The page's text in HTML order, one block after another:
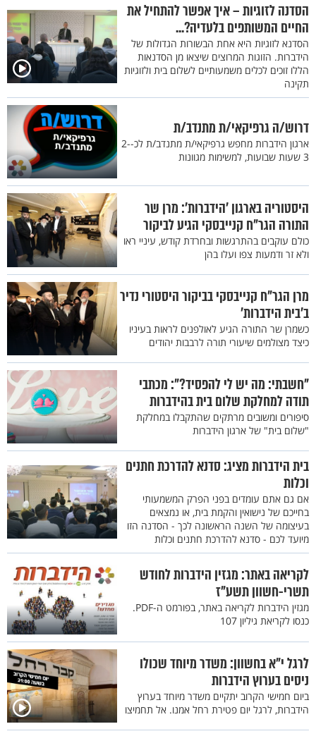
הסדנה לזוגיות – איך אפשר להתחיל את
החיים המשותפים בלעדיה?...
הסדנא לזוגיות היא אחת הבשורות הגדולות של
הידברות. הזוגות המרוצים שיצאו מן הסדנאות
הללו זוכים לכלים משמעותיים לשלום בית ולזוגיות
תקינה
דרוש/ה גרפיקאי/ת מתנדב/ת
ארגון הידברות מחפש גרפיקאי/ת מתנדב/ת לכ-2-
3 שעות שבועות, למשימות מגוונות
היסטוריה בארגון ’הידברות’: מרן שר
התורה הגר"ח קנייבסקי הגיע לביקור
כולם עוקבים בהתרגשות ובחרדת קודש, עיניי ראו
ולא זר ודמעות צפו ועלו בהן
מרן הגר"ח קנייבסקי בביקור היסטורי נדיר
ב’בית הידברות’
כשמרן שר התורה הגיע לאולפנים לראות בעיניו
כיצד מצולמים שיעורי תורה לרבבות יהודים
"חשבתי: מה יש לי להפסיד?": מכתבי
תודה למחלקת שלום בית בהידברות
סיפורים ומשובים מרתקים שהתקבלו במחלקת
"שלום בית" של ארגון הידברות
בית הידברות מציג: סדנא להדרכת חתנים
וכלות
אם גם אתם עומדים בפני הפרק המשמעותי
בחייכם של נישואין והקמת בית, או נמצאים
בעיצומה של השנה הראשונה לכך - הסדנה הזו
מיועד לכם - סדנא להדרכת חתנים וכלות
לקריאה באתר: מגזין הידברות לחודש
תשרי-חשוון תשע"ז
מגזין הידברות לקריאה באתר, בפורמט ה-PDF.
כנסו לקריאת גיליון 107
לרגל י"א בחשוון: משדר מיוחד שכולו
ניסים בערוץ הידברות
ביום חמישי הקרוב יתקיים משדר מיוחד בערוץ
הידברות, לרגל יום פטירת רחל אמנו. אל תחמיצו